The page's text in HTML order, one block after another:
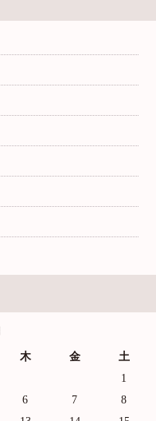
木 金
土
1
6 7
8